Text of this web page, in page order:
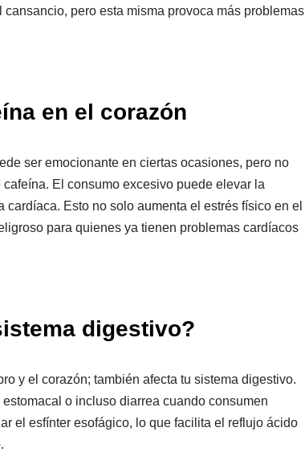
pero esta misma provoca más problemas
en el corazón
ser emocionante en ciertas ocasiones, pero no
El consumo excesivo puede elevar la
Esto no solo aumenta el estrés físico en el
para quienes ya tienen problemas cardíacos
digestivo?
y el corazón; también afecta tu sistema digestivo.
o incluso diarrea cuando consumen
el esfínter esofágico, lo que facilita el reflujo ácido